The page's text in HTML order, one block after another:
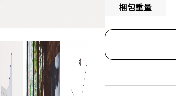
梱包重量